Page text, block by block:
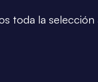
toda la